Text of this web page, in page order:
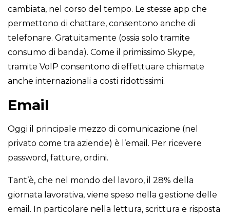
cambiata, nel corso del tempo. Le stesse app che
permettono di chattare, consentono anche di
telefonare. Gratuitamente (ossia solo tramite
consumo di banda). Come il primissimo Skype,
tramite VoIP consentono di effettuare chiamate
anche internazionali a costi ridottissimi.
Email
Oggi il principale mezzo di comunicazione (nel
privato come tra aziende) è l’email. Per ricevere
password, fatture, ordini.
Tant’è, che nel mondo del lavoro, il 28% della
giornata lavorativa, viene speso nella gestione delle
email. In particolare nella lettura, scrittura e risposta